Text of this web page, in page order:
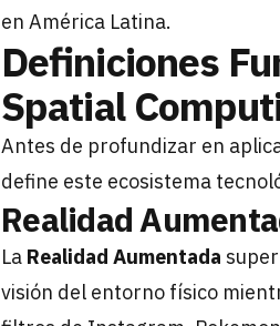
en América Latina.
Definiciones
Spatial
Antes de profundizar en
define este ecosistema
Realidad
La Realidad Aumentada
visión del entorno físico